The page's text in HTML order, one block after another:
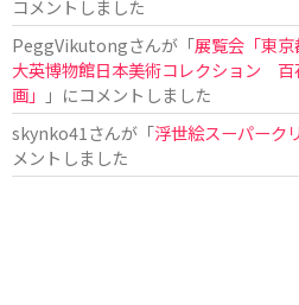
コメントしました
PeggVikutongさんが「展覧会「東
大英博物館日本美術コレクション 百
画」
」にコメントしました
skynko41 さんが「浮世絵スーパーク
メントしました